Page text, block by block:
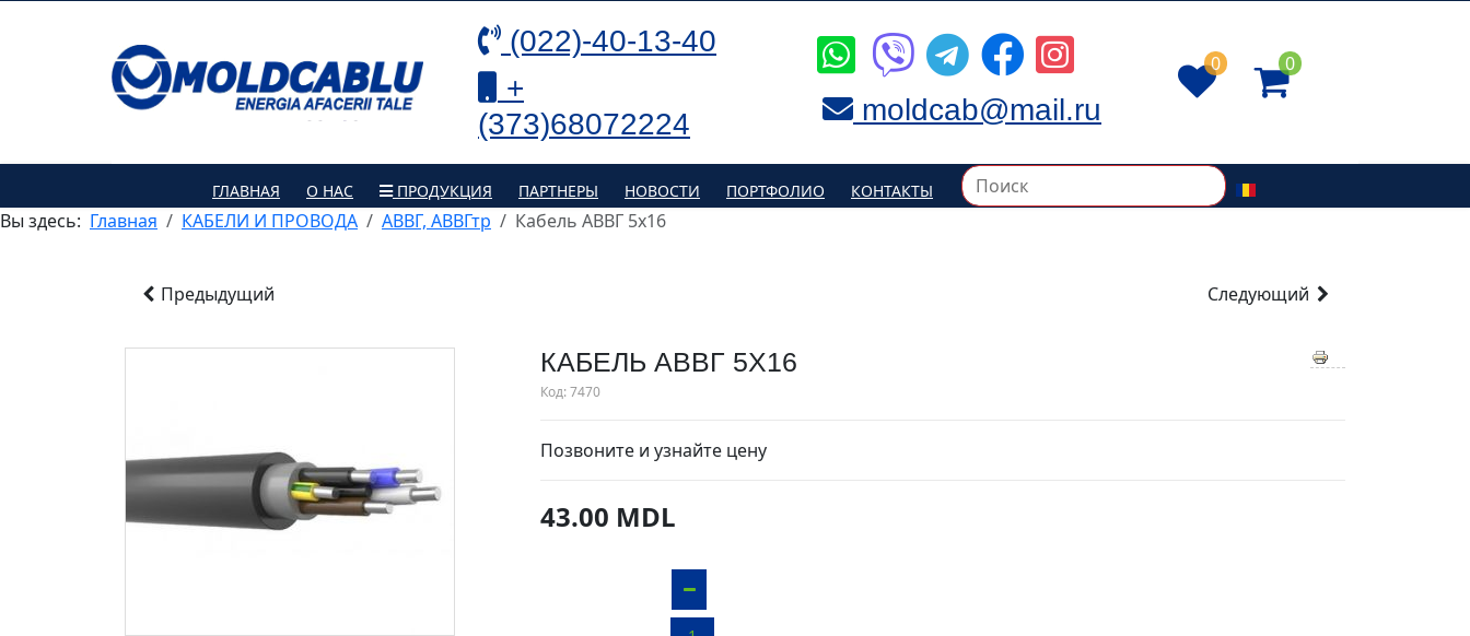
(022)-40-13-40
+
(373)68072224
moldcab@mail.ru
0 0
ГЛАВНАЯ О НАС ПРОДУКЦИЯ ПАРТНЕРЫ НОВОСТИ ПОРТФОЛИО КОНТАКТЫ
Вы здесь: Главная КАБЕЛИ И ПРОВОДА АВВГ, АВВГтр Кабель АВВГ 5х16
Предыдущий Следующий
КАБЕЛЬ АВВГ 5Х16
Код:7470
Позвоните и узнайте цену
43.00 MDL